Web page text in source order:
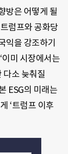
방은 어떻게 될
럼프와 공화당
익을 강조하기
미 시장에서는
다소 늦춰질
ESG의 미래는
‘트럼프 이후